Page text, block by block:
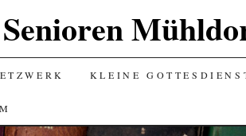
Senioren
KLEINE